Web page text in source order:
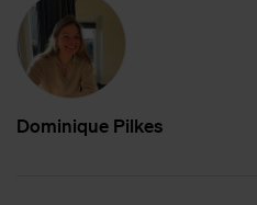
Do­mi­ni­que Pil­kes